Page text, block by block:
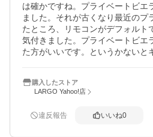
は確かですね。プライベートビエ
ました。それが古くなり最近のプ
たところ、リモコンがデフォルト
気付きました。プライベートビエ
た方がいいです。というかないと
購入したストア
LARGO Yahoo!店
違反報告 いいね0